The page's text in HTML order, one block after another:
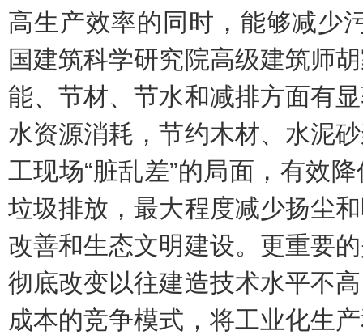
高生产效率的同时，能够减少
国建筑科学研究院高级建筑师
能、节材、节水和减排方面有
水资源消耗，节约木材、水泥
工现场“脏乱差”的局面，有效
垃圾排放，最大程度减少扬尘
改善和生态文明建设。更重要
彻底改变以往建造技术水平不
成本的竞争模式，将工业化生